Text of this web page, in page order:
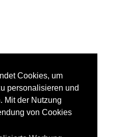
Cookies, um
personalisieren und
Mit der Nutzung
von Cookies